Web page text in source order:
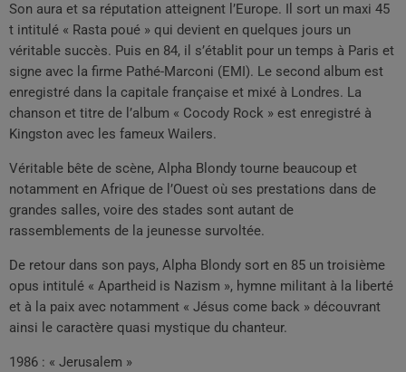
Son aura et sa réputation atteignent l’Europe. Il sort un maxi 45
t intitulé « Rasta poué » qui devient en quelques jours un
véritable succès. Puis en 84, il s’établit pour un temps à Paris et
signe avec la firme Pathé-Marconi (EMI). Le second album est
enregistré dans la capitale française et mixé à Londres. La
chanson et titre de l’album « Cocody Rock » est enregistré à
Kingston avec les fameux Wailers.
Véritable bête de scène, Alpha Blondy tourne beaucoup et
notamment en Afrique de l’Ouest où ses prestations dans de
grandes salles, voire des stades sont autant de
rassemblements de la jeunesse survoltée.
De retour dans son pays, Alpha Blondy sort en 85 un troisième
opus intitulé « Apartheid is Nazism », hymne militant à la liberté
et à la paix avec notamment « Jésus come back » découvrant
ainsi le caractère quasi mystique du chanteur.
1986 : « Jerusalem »